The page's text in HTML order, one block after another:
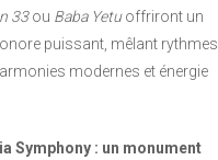
33ou Baba Yetuoffriront un
puissant, mêlant rythmes
modernes et énergie
Symphony : un monument